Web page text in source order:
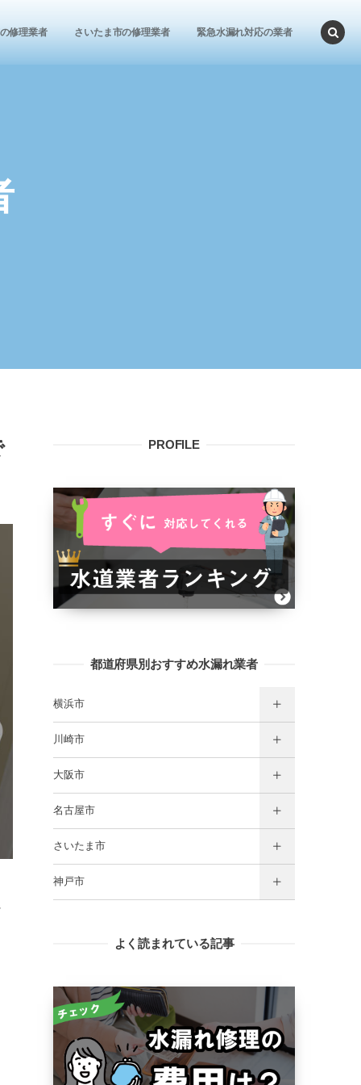
修理業者 さいたま市の修理業者 緊急水漏れ対応の業者
PROFILE
都道府県別おすすめ水漏れ業者
横浜市
川崎市
大阪市
名古屋市
さいたま市
神戸市
よく読まれている記事